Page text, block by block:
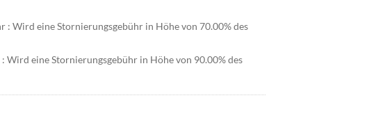
: Wird eine Stornierungsgebühr in Höhe von 70.00% des
Wird eine Stornierungsgebühr in Höhe von 90.00% des